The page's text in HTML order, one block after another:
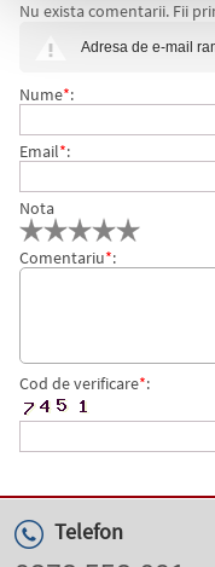
Nu exista comentarii. Fii
Adresa de e-mail
Nume*:
Email*:
Nota
Comentariu*:
Cod de verificare*:
Telefon